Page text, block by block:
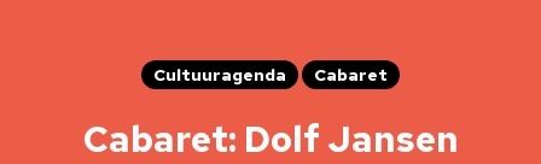
Cultuuragenda Cabaret
Cabaret: Dolf Jansen